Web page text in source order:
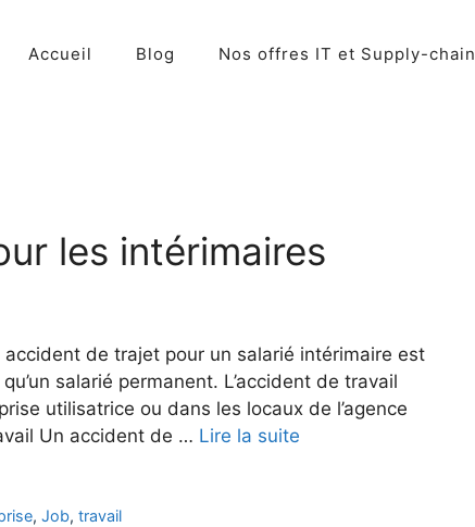
Accueil Blog Nos offres IT et Supply-chain
les intérimaires
accident de trajet pour un salarié intérimaire est
salarié permanent. L’accident de travail
utilisatrice ou dans les locaux de l’agence
Un accident de … Lire la suite
,Job,travail